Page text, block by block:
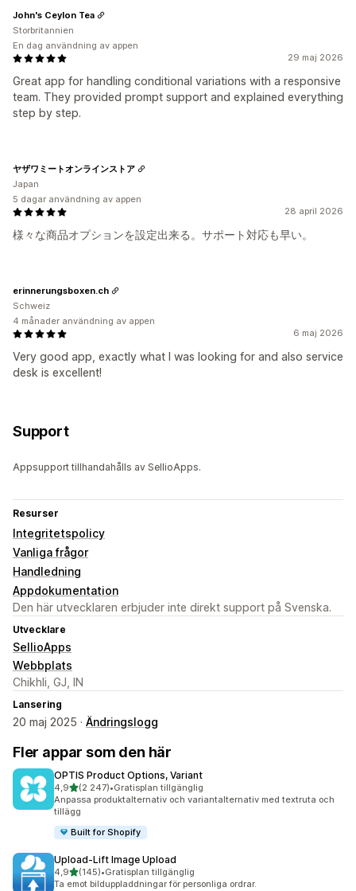
29 maj 2026
Great app for handling conditional variations with a responsive
team. They provided prompt support and explained everything
step by step.
John's Ceylon Tea
Storbritannien
En dag användning av appen
28 april 2026
様々な商品オプションを設定出来る。サポート対応も早い。
ヤザワミートオンラインストア
Japan
5 dagar användning av appen
6 maj 2026
Very good app, exactly what I was looking for and also service
desk is excellent!
erinnerungsboxen.ch
Schweiz
4 månader användning av appen
Support
Appsupport tillhandahålls av SellioApps.
Resurser
Integritetspolicy
Vanliga frågor
Handledning
Appdokumentation
Den här utvecklaren erbjuder inte direkt support på Svenska.
Utvecklare
SellioApps
Webbplats
Chikhli, GJ, IN
Lansering
20 maj 2025 · Ändringslogg
Fler appar som den här
OPTIS Product Options, Variant
4,9av 5 stjärnor
(2 247)
2247 recensioner totalt
•Gratisplan tillgänglig
Anpassa produktalternativ och variantalternativ med textruta och
tillägg
Built for Shopify
Upload‑Lift Image Upload
4,9av 5 stjärnor
(145)
145 recensioner totalt
•Gratisplan tillgänglig
Ta emot bilduppladdningar för personliga ordrar.